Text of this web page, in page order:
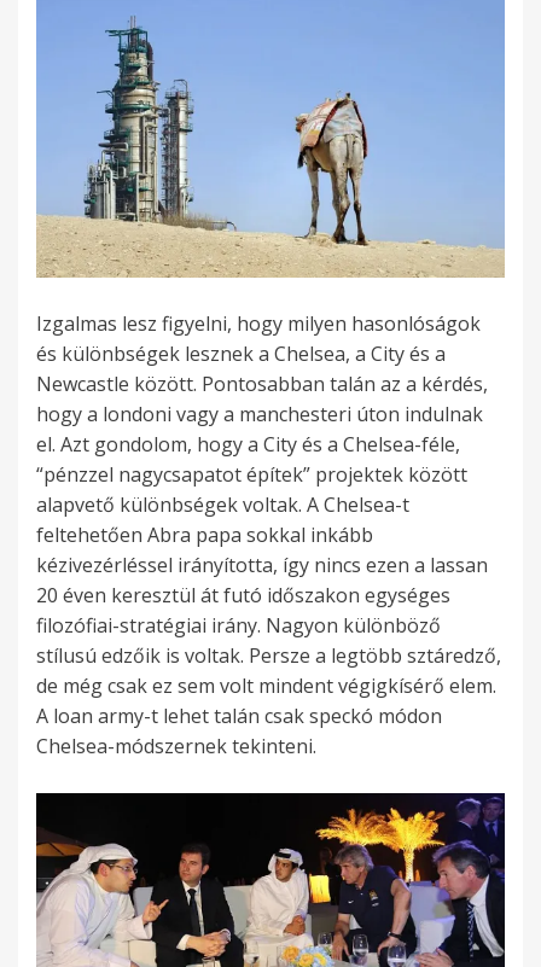
Izgalmas lesz figyelni, hogy milyen hasonlóságok
és különbségek lesznek a Chelsea, a City és a
Newcastle között. Pontosabban talán az a kérdés,
hogy a londoni vagy a manchesteri úton indulnak
el. Azt gondolom, hogy a City és a Chelsea-féle,
“pénzzel nagycsapatot építek” projektek között
alapvető különbségek voltak. A Chelsea-t
feltehetően Abra papa sokkal inkább
kézivezérléssel irányította, így nincs ezen a lassan
20 éven keresztül át futó időszakon egységes
filozófiai-stratégiai irány. Nagyon különböző
stílusú edzőik is voltak. Persze a legtöbb sztáredző,
de még csak ez sem volt mindent végigkísérő elem.
A loan army-t lehet talán csak speckó módon
Chelsea-módszernek tekinteni.